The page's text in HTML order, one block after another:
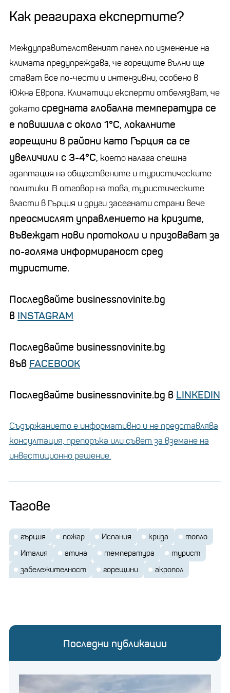
Как реагираха експертите?
Междуправителственият панел по изменение на
климата предупреждава, че горещите вълни ще
стават все по-чести и интензивни, особено в
Южна Европа. Климатици експерти отбелязват, че
докатосредната глобална температура се
е повишила с около 1°C, локалните
горещини в райони като Гърция са се
увеличили с 3-4°C, което налага спешна
адаптация на обществените и туристическите
политики. В отговор на това, туристическите
власти в Гърция и други засегнати страни вече
преосмислят управлението на кризите,
въвеждат нови протоколи и призовават за
по-голяма информираност сред
туристите.
Последвайте businessnovinite.bg
в INSTAGRAM
Последвайте businessnovinite.bg
във FACEBOOK
Последвайте businessnovinite.bg в LINKEDIN
Съдържанието е информативно и не представлява
консултация, препоръка или съвет за вземане на
инвестиционно решение.
Тагове
гърция пожар Испания криза
топло
Италия
атина температура
турист
забележителност
горещини акропол
Последни публикации